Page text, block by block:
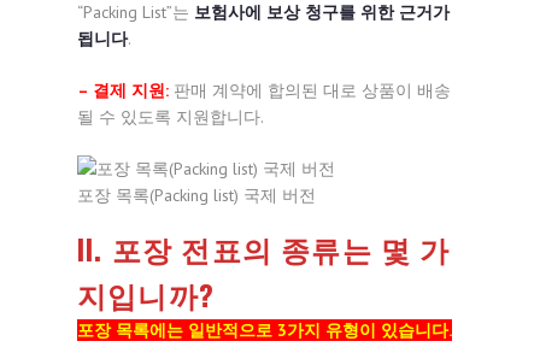
“Packing List”는 보험사에 보상 청구를 위한 근거가
됩니다.
– 결제 지원: 판매 계약에 합의된 대로 상품이 배송
될 수 있도록 지원합니다.
포장 목록(Packing list) 국제 버전
II. 포장 전표의 종류는 몇 가
지입니까?
포장 목록에는 일반적으로 3가지 유형이 있습니다.